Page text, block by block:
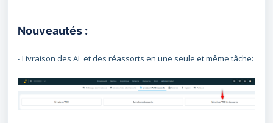
Nouveautés :
- Livraison des AL et des réassorts en une seule et même tâche: